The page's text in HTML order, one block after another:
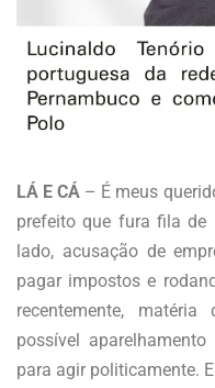
LÁ E CÁ – É meus
prefeito que fura fila de
lado, acusação de
pagar impostos e
recentemente,
possível
para agir politicamente.